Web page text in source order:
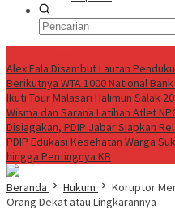
Alex Eala Disambut Lautan
Berikutnya WTA 1000 National
Ikuti Tour Malasari Halimun Salak
Wisma dan Sarana Latihan Atlet
Disiagakan, PDIP Jabar Siapkan
PDIP Edukasi Kesehatan Warga
hingga Pentingnya KB
Beranda Hukum
Koruptor
Orang Dekat atau Lingkarannya